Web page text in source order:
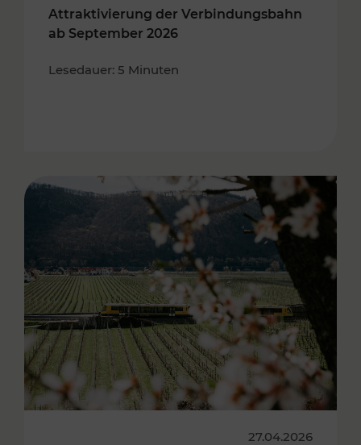
Attraktivierung der Verbindungsbahn
ab September 2026
Lesedauer: 5 Minuten
27.04.2026